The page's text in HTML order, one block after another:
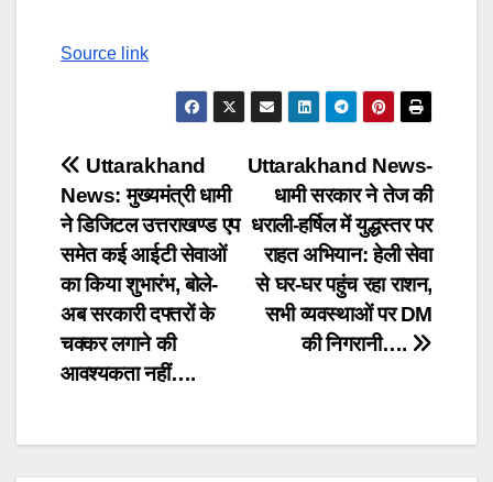
Source link
Post
navigation
Uttarakhand News-
धामी सरकार ने तेज की
धराली-हर्षिल में युद्धस्तर पर
राहत अभियान: हेली सेवा
से घर-घर पहुंच रहा राशन,
सभी व्यवस्थाओं पर DM
की निगरानी….
Uttarakhand
News: मुख्यमंत्री धामी
ने डिजिटल उत्तराखण्ड एप
समेत कई आईटी सेवाओं
का किया शुभारंभ, बोले-
अब सरकारी दफ्तरों के
चक्कर लगाने की
आवश्यकता नहीं….